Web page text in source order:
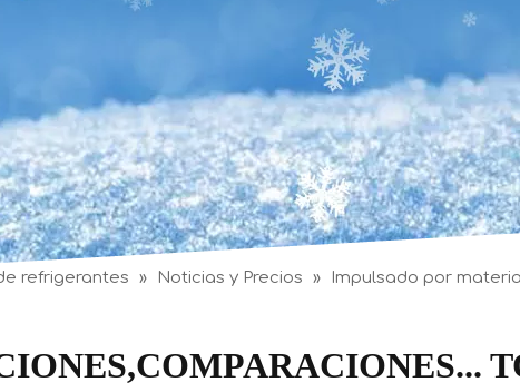
refrigerantes » Noticias y Precios » Impulsado por